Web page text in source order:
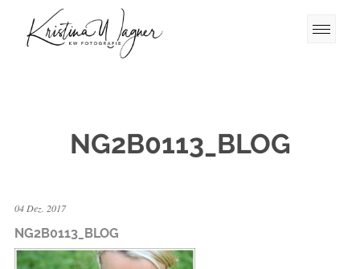
NG2B0113_BLOG
04 Dez. 2017
NG2B0113_BLOG